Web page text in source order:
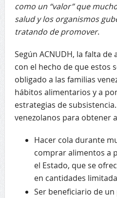
como un “valor” que
salud y los organismos
tratando de promover.
Según ACNUDH, la falta
con el hecho de que estos
obligado a las familias
hábitos alimentarios y a
estrategias de
venezolanos para obtener
Hacer cola durante
comprar alimentos a
el Estado, que se
en cantidades
Ser beneficiario de